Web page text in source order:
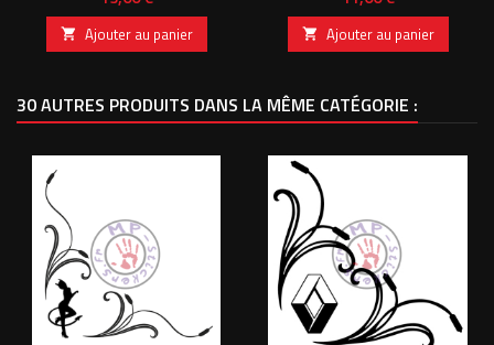
 Ajouter au panier  Ajouter au panier
30 AUTRES PRODUITS DANS LA MÊME CATÉGORIE :